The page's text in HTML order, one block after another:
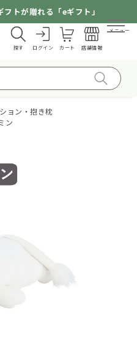
トが贈れる「eギフト」
探す ログイン カート 店舗情報
メニュー
ョン・抱き枕
ン